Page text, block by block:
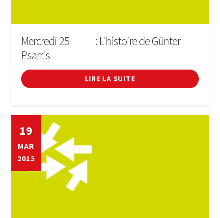
Mercredi 25
: L'histoire de Günter
Psarris
LIRE LA SUITE
19
MAR
2013